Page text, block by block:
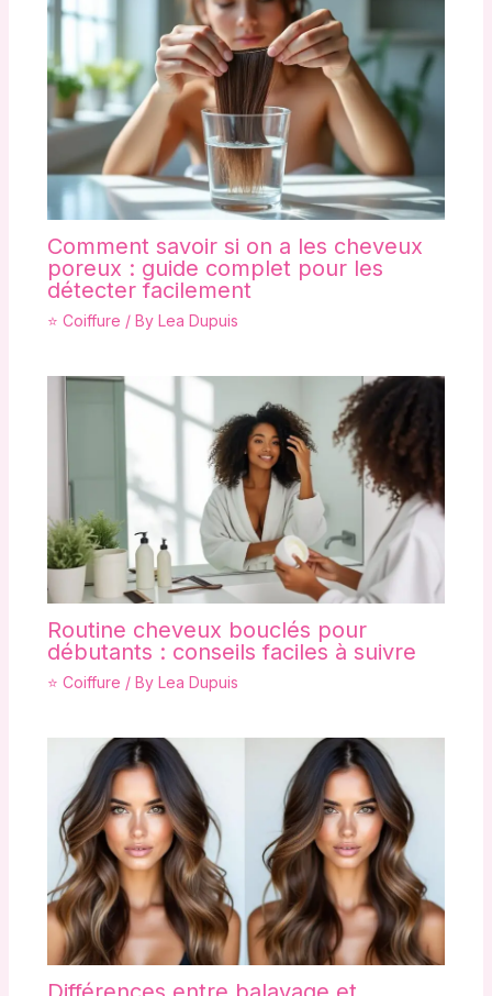
Comment savoir si on a les cheveux
poreux : guide complet pour les
détecter facilement
⭐ Coiffure / By Lea Dupuis
Routine cheveux bouclés pour
débutants : conseils faciles à suivre
⭐ Coiffure / By Lea Dupuis